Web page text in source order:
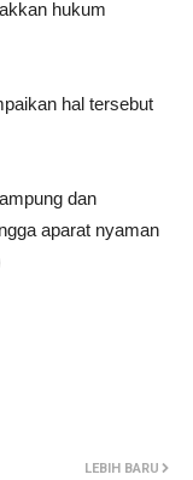
hukum
hal tersebut
dan
aparat nyaman
LEBIH BARU